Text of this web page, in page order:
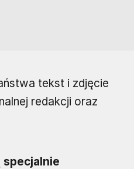
tekst i zdjęcie
redakcji oraz
specjalnie